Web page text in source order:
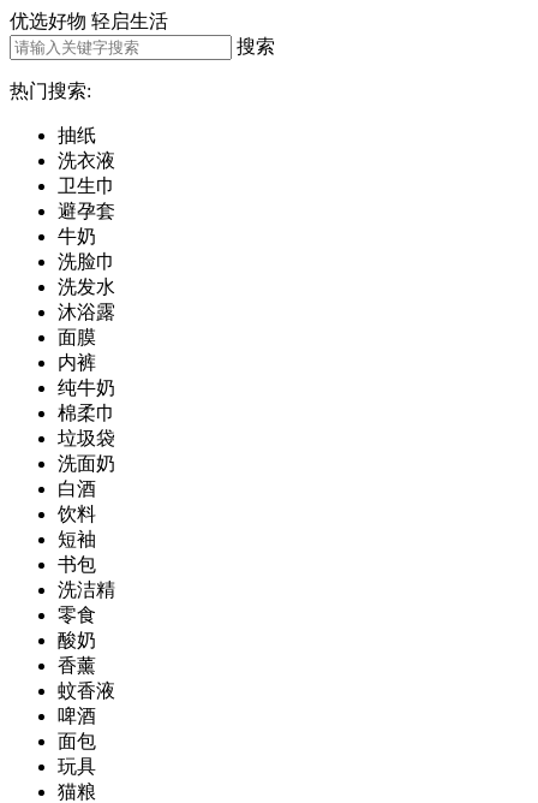
优选好物 轻启生活
搜索
热门搜索:
抽纸
洗衣液
卫生巾
避孕套
牛奶
洗脸巾
洗发水
沐浴露
面膜
内裤
纯牛奶
棉柔巾
垃圾袋
洗面奶
白酒
饮料
短袖
书包
洗洁精
零食
酸奶
香薰
蚊香液
啤酒
面包
玩具
猫粮